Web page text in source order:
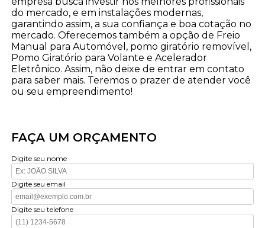
do mercado, e em instalações modernas,
garantindo assim, a sua confiança e boa cotação no
mercado. Oferecemos também a opção de Freio
Manual para Automóvel, pomo giratório removível,
Pomo Giratório para Volante e Acelerador
Eletrônico. Assim, não deixe de entrar em contato
para saber mais. Teremos o prazer de atender você
ou seu empreendimento!
FAÇA UM ORÇAMENTO
Digite seu nome
Digite seu email
Digite seu telefone